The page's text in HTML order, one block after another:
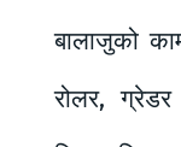
बालाजुको
रोलर,